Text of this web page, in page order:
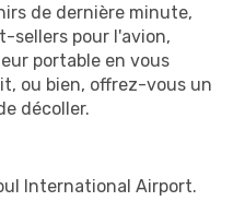
de dernière minute,
sellers pour l'avion,
portable en vous
ou bien, offrez-vous un
décoller.
International Airport.